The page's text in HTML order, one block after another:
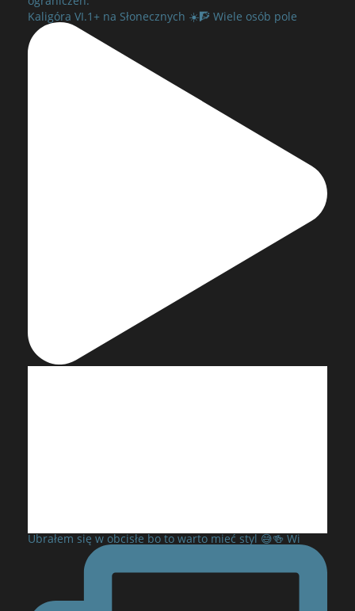
Kaligóra VI.1+ na Słonecznych ☀️🧗 Wiele osób pole
Ubrałem się w obcisłe bo to warto mieć styl 😅🍻 Wi